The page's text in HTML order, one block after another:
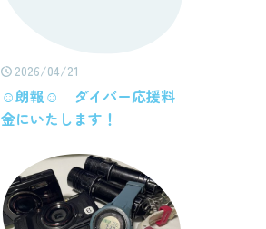
2026/04/21
☺朗報☺ ダイバー応援料
金にいたします！